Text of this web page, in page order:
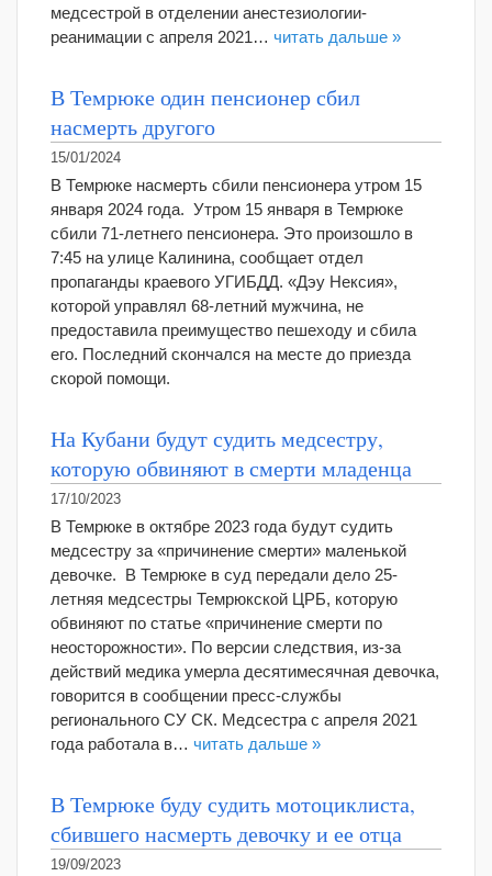
медсестрой в отделении анестезиологии-
реанимации с апреля 2021… читать дальше »
В Темрюке один пенсионер сбил
насмерть другого
15/01/2024
В Темрюке насмерть сбили пенсионера утром 15
января 2024 года. Утром 15 января в Темрюке
сбили 71-летнего пенсионера. Это произошло в
7:45 на улице Калинина, сообщает отдел
пропаганды краевого УГИБДД. «Дэу Нексия»,
которой управлял 68-летний мужчина, не
предоставила преимущество пешеходу и сбила
его. Последний скончался на месте до приезда
скорой помощи.
На Кубани будут судить медсестру,
которую обвиняют в смерти младенца
17/10/2023
В Темрюке в октябре 2023 года будут судить
медсестру за «причинение смерти» маленькой
девочке. В Темрюке в суд передали дело 25-
летняя медсестры Темрюкской ЦРБ, которую
обвиняют по статье «причинение смерти по
неосторожности». По версии следствия, из-за
действий медика умерла десятимесячная девочка,
говорится в сообщении пресс-службы
регионального СУ СК. Медсестра с апреля 2021
года работала в… читать дальше »
В Темрюке буду судить мотоциклиста,
сбившего насмерть девочку и ее отца
19/09/2023